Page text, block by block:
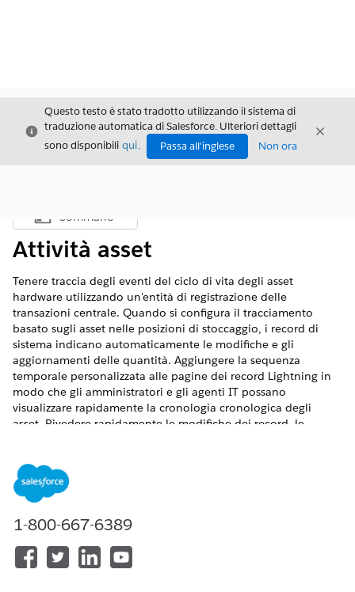
Chiudi
Questo testo è stato tradotto utilizzando il sistema di
traduzione automatica di Salesforce. Ulteriori dettagli
sono disponibili qui. Passa all'inglese Non ora
Chiudi
Mostra sommario
Sommario
Attività asset
Tenere traccia degli eventi del ciclo di vita degli asset
hardware utilizzando un'entità di registrazione delle
transazioni centrale. Quando si configura il tracciamento
basato sugli asset nelle posizioni di stoccaggio, i record di
sistema indicano automaticamente le modifiche e gli
aggiornamenti delle quantità. Aggiungere la sequenza
temporale personalizzata alle pagine dei record Lightning in
modo che gli amministratori e gli agenti IT possano
visualizzare rapidamente la cronologia cronologica degli
asset. Rivedere rapidamente le modifiche dei record, le
VERSIONI (EDITION) RICHIESTE
Disponibile nelle versioni: Lightning Experience
Disponibile in:Enterprise
Unlimited
Edition con Agentforce IT Service.
1-800-667-6389